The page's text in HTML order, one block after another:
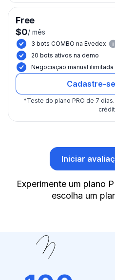
Free
$0/ mês
3 bots COMBO na Evedex
20 bots ativos na demo
Negociação manual ilimitada
Cadastre-
*Teste do plano PRO de 7 dias.
Iniciar
Experimente um plano
escolha um